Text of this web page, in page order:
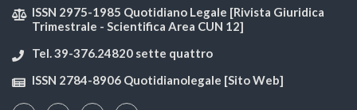
ISSN 2975-1985 Quotidiano Legale [Rivista Giuridica
Trimestrale - Scientifica Area CUN 12]
Tel. 39-376.24820 sette quattro
ISSN 2784-8906 Quotidianolegale [Sito Web]